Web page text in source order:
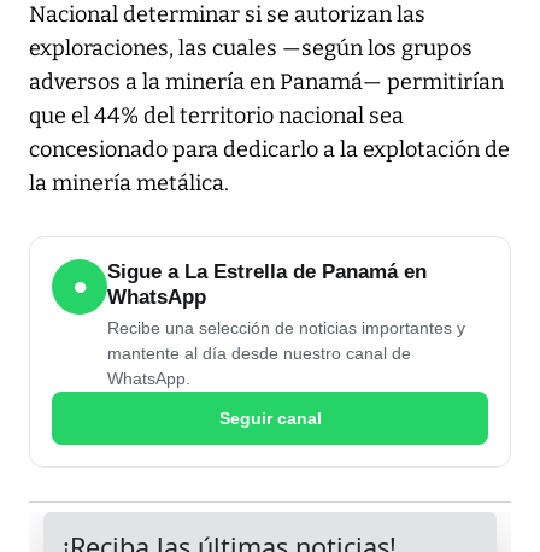
Nacional determinar si se autorizan las
exploraciones, las cuales —según los grupos
adversos a la minería en Panamá— permitirían
que el 44% del territorio nacional sea
concesionado para dedicarlo a la explotación de
la minería metálica.
●
Sigue a La Estrella de Panamá en
WhatsApp
Recibe una selección de noticias importantes y
mantente al día desde nuestro canal de
WhatsApp.
Seguir canal